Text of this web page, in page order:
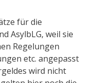
für die
AsylbLG, weil sie
Regelungen
etc. angepasst
wird nicht